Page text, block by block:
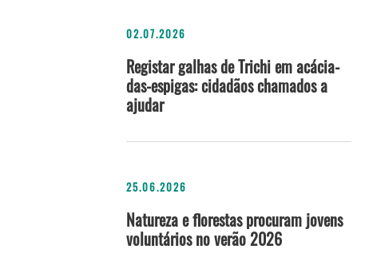
02.07.2026
Registar galhas de Trichi em acácia-
das-espigas: cidadãos chamados a
ajudar
25.06.2026
Natureza e florestas procuram jovens
voluntários no verão 2026